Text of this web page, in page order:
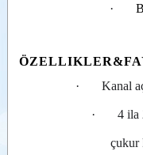
silkeleme
·
ÖZELLIKLER&
·
Kanal
· 4 ila
çukur